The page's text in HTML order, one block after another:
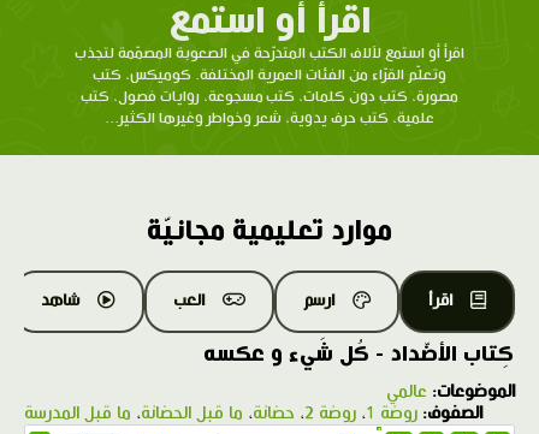
اقرأ أو استمع
اقرأ أو استمع لآلاف الكتب المتدرّحة في الصعوبة المصمّمة لتجذب
وتعلّم القرّاء من الفئات العمرية المختلفة. كوميكس، كتب
مصورة، كتب دون كلمات، كتب مسجوعة، روايات فصول، كتب
علمية، كتب حرف يدوية، شعر وخواطر وغيرها الكثير...
موارد تعليمية مجانيّة
اقرأ ارسم العب شاهد
كِتاب الأضّداد - كُل شَيء و عكسه
الموضوعات: عالمي
الصفوف: روضة 1 ، روضة 2 ، حضانة، ما قبل الحضانة، ما قبل المدرسة
1.0X